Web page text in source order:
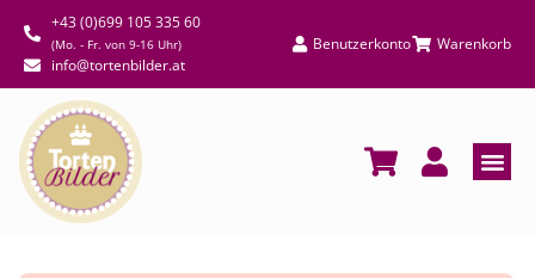
+43 (0)699 105 335 60
(Mo. - Fr. von 9-16 Uhr)
info@tortenbilder.at
Benutzerkonto Warenkorb